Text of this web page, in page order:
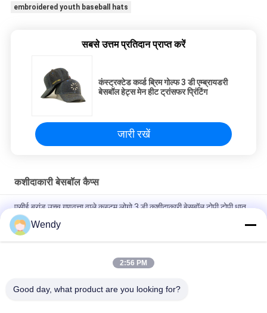
embroidered youth baseball hats
सबसे उत्तम प्रतिदान प्राप्त करें
कंस्ट्रक्टेड कर्व्ड ब्रिम गोल्फ 3 डी एम्ब्रायडरी
बेसबॉल हेट्स मेन हीट ट्रांसफर प्रिंटिंग
जारी रखें
कशीदाकारी बेसबॉल कैप्स
एसीई ब्रांड उच्च गुणवत्ता वाले कस्टम लोगो 3 डी कशीदाकारी बेसबॉल टोपी टोपी धातु
बकसुआ के साथ
100% पॉलिएस्टर 6 पैनल बेसबॉल कैप सॉलिड क्लासिकल सिक्स पैनल अनस्ट्रक्चर्ड
Wendy
2:56 PM
Good day, what product are you looking for?